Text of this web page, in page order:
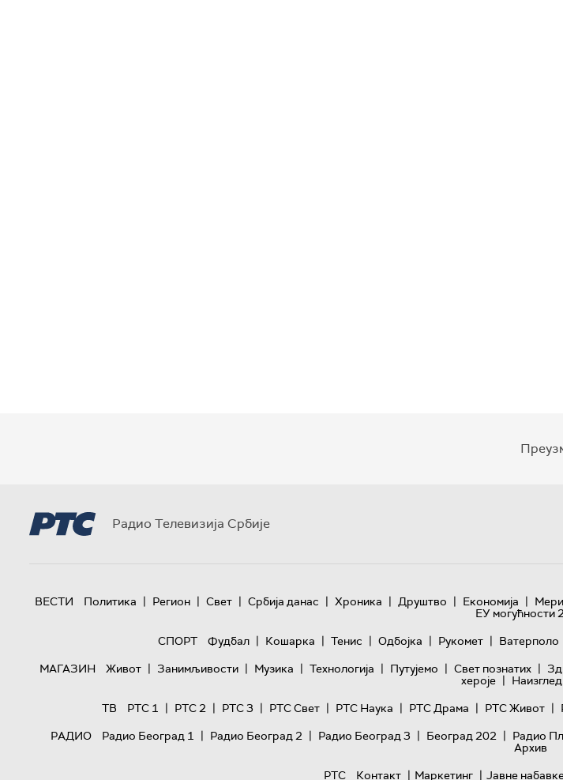
Радио Телевизија Србије
ВЕСТИ Политика | Регион | Свет | Србија данас | Хроника | Друштво | Економија |
ЕУ могућности
СПОРТ
Фудбал | Кошарка | Тенис | Одбојка | Рукомет | Ватерполо
МАГАЗИН
Живот | Занимљивости | Музика | Технологијa | Путујемо | Свет познатих |
хероје |
ТВ
РТС 1 | РТС 2 | РТС 3 | РТС Свет | РТС Наука | РТС Драма | РТС Живот |
РАДИО
Радио Београд 1 | Радио Београд 2 | Радио Београд 3 | Београд 202 | Радио
Архив
РТС
Контакт | Маркетинг | Јавне